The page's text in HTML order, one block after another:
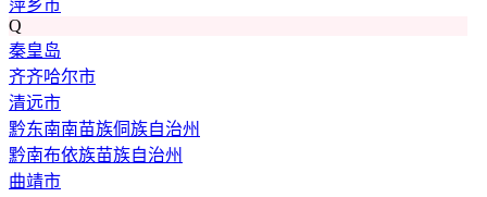
萍乡市
Q
秦皇岛
齐齐哈尔市
清远市
黔东南南苗族侗族自治州
黔南布依族苗族自治州
曲靖市